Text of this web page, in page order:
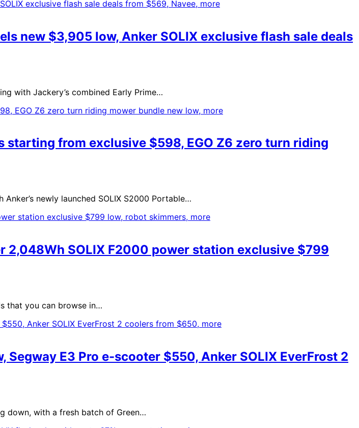
new $3,905 low, Anker SOLIX exclusive flash sale deals
with Jackery’s combined Early Prime…
from exclusive $598, EGO Z6 zero turn riding
newly launched SOLIX S2000 Portable…
SOLIX F2000 power station exclusive $799
that you can browse in…
E3 Pro e-scooter $550, Anker SOLIX EverFrost 2
down, with a fresh batch of Green…